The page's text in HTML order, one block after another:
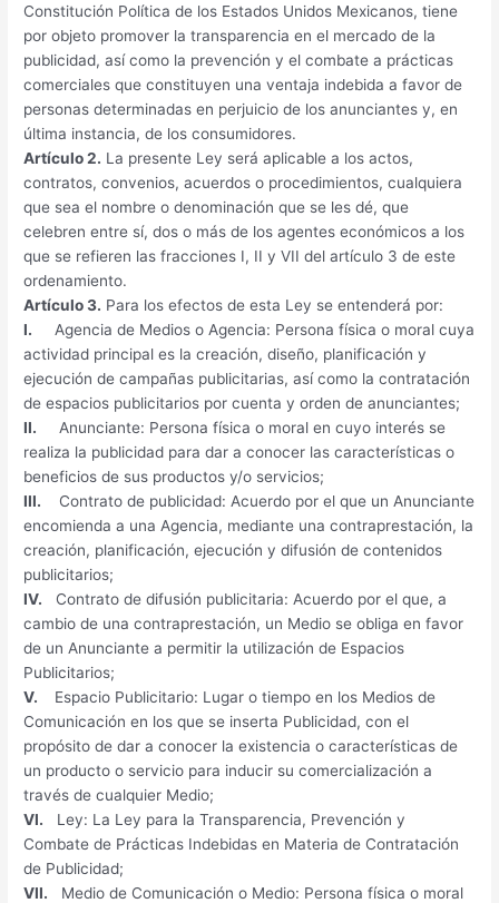
Constitución Política de los Estados Unidos Mexicanos, tiene
por objeto promover la transparencia en el mercado de la
publicidad, así como la prevención y el combate a prácticas
comerciales que constituyen una ventaja indebida a favor de
personas determinadas en perjuicio de los anunciantes y, en
última instancia, de los consumidores.
Artículo 2. La presente Ley será aplicable a los actos,
contratos, convenios, acuerdos o procedimientos, cualquiera
que sea el nombre o denominación que se les dé, que
celebren entre sí, dos o más de los agentes económicos a los
que se refieren las fracciones I, II y VII del artículo 3 de este
ordenamiento.
Artículo 3. Para los efectos de esta Ley se entenderá por:
I. Agencia de Medios o Agencia: Persona física o moral cuya
actividad principal es la creación, diseño, planificación y
ejecución de campañas publicitarias, así como la contratación
de espacios publicitarios por cuenta y orden de anunciantes;
II. Anunciante: Persona física o moral en cuyo interés se
realiza la publicidad para dar a conocer las características o
beneficios de sus productos y/o servicios;
III. Contrato de publicidad: Acuerdo por el que un Anunciante
encomienda a una Agencia, mediante una contraprestación, la
creación, planificación, ejecución y difusión de contenidos
publicitarios;
IV. Contrato de difusión publicitaria: Acuerdo por el que, a
cambio de una contraprestación, un Medio se obliga en favor
de un Anunciante a permitir la utilización de Espacios
Publicitarios;
V.
Espacio Publicitario: Lugar o tiempo en los Medios de
Comunicación en los que se inserta Publicidad, con el
propósito de dar a conocer la existencia o características de
un producto o servicio para inducir su comercialización a
través de cualquier Medio;
VI. Ley: La Ley para la Transparencia, Prevención y
Combate de Prácticas Indebidas en Materia de Contratación
de Publicidad;
VII. Medio de Comunicación o Medio: Persona física o moral